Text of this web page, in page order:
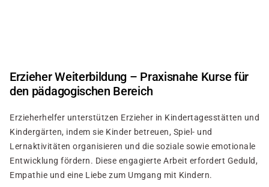
Erzieher Weiterbildung – Praxisnahe Kurse für
den pädagogischen Bereich
Erzieherhelfer unterstützen Erzieher in Kindertagesstätten und
Kindergärten, indem sie Kinder betreuen, Spiel- und
Lernaktivitäten organisieren und die soziale sowie emotionale
Entwicklung fördern. Diese engagierte Arbeit erfordert Geduld,
Empathie und eine Liebe zum Umgang mit Kindern.